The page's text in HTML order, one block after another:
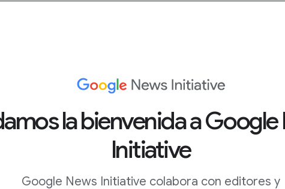
la bienvenida a Google
Initiative
Google News Initiative colabora con editores y
contenido en
de las redes.
para consultar
enfocarte en las redes